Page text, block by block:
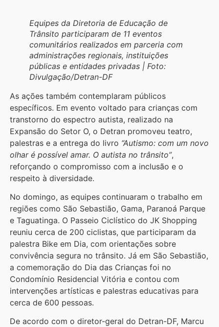
Equipes da Diretoria de Educação de
Trânsito participaram de 11 eventos
comunitários realizados em parceria com
administrações regionais, instituições
públicas e entidades privadas | Foto:
Divulgação/Detran-DF
As ações também contemplaram públicos
específicos. Em evento voltado para crianças com
transtorno do espectro autista, realizado na
Expansão do Setor O, o Detran promoveu teatro,
palestras e a entrega do livro “Autismo: com um novo
olhar é possível amar. O autista no trânsito”,
reforçando o compromisso com a inclusão e o
respeito à diversidade.
No domingo, as equipes continuaram o trabalho em
regiões como São Sebastião, Gama, Paranoá Parque
e Taguatinga. O Passeio Ciclístico do JK Shopping
reuniu cerca de 200 ciclistas, que participaram da
palestra Bike em Dia, com orientações sobre
convivência segura no trânsito. Já em São Sebastião,
a comemoração do Dia das Crianças foi no
Condomínio Residencial Vitória e contou com
intervenções artísticas e palestras educativas para
cerca de 600 pessoas.
De acordo com o diretor-geral do Detran-DF, Marcu